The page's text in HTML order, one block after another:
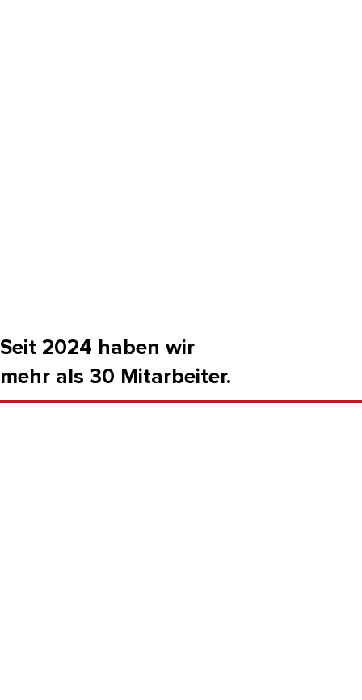
Seit 2024 haben wir
mehr als 30 Mitarbeiter.